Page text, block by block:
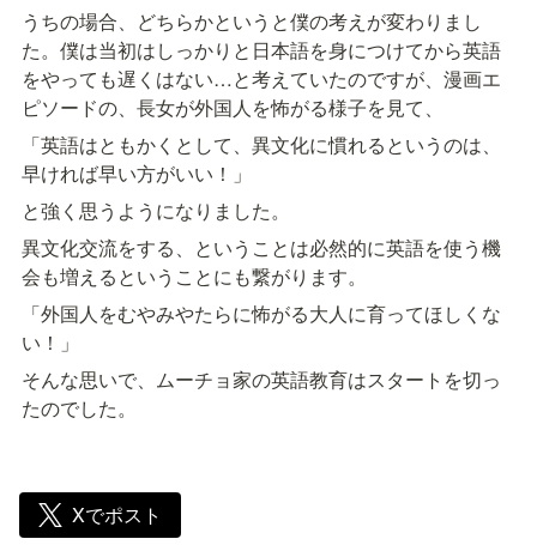
うちの場合、どちらかというと僕の考えが変わりまし
た。僕は当初はしっかりと日本語を身につけてから英語
をやっても遅くはない…と考えていたのですが、漫画エ
ピソードの、長女が外国人を怖がる様子を見て、
「英語はともかくとして、異文化に慣れるというのは、
早ければ早い方がいい！」
と強く思うようになりました。
異文化交流をする、ということは必然的に英語を使う機
会も増えるということにも繋がります。
「外国人をむやみやたらに怖がる大人に育ってほしくな
い！」
そんな思いで、ムーチョ家の英語教育はスタートを切っ
たのでした。
Xでポスト